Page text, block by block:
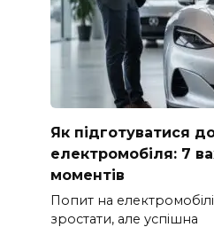
Як підготуватися до
електромобіля: 7
моментів
Попит на
зростати, але успішна